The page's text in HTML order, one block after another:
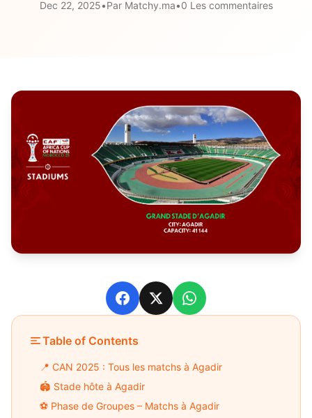
Dec 22, 2025•Par Matchy.ma•0 Les commentaires
Facebook
X WhatsApp
Table of Contents
📍 CAN 2025 : Tous les matchs à Agadir
🏟️ Stade hôte à Agadir
⚽ Phase de Groupes – Matchs à Agadir